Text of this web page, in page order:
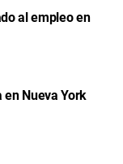
al empleo en
en Nueva York